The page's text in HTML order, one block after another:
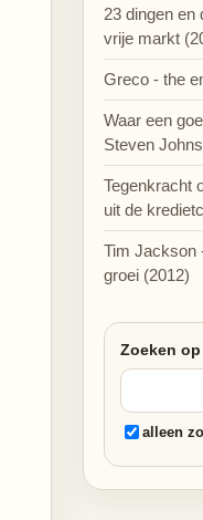
23 dingen en
vrije markt
Greco - the
Waar een
Steven
Tegenkracht
uit de
Tim Jackson
groei (2012)
Zoeken
alleen